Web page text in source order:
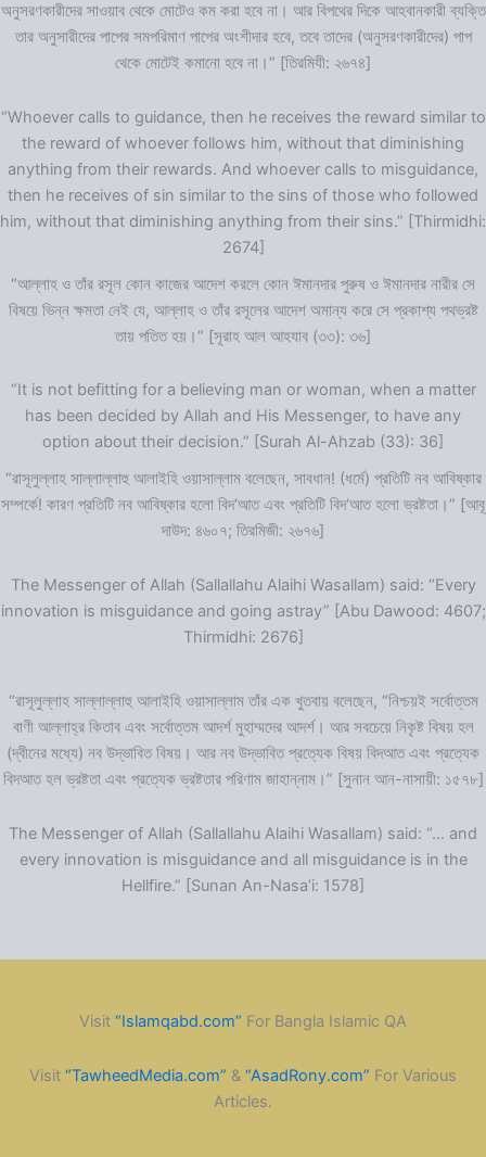
অনুসরণকারীদের সাওয়াব থেকে মোটেও কম করা হবে না। আর বিপথের দিকে আহবানকারী ব্যক্তি
তার অনুসারীদের পাপের সমপরিমাণ পাপের অংশীদার হবে, তবে তাদের (অনুসরণকারীদের) পাপ
থেকে মোটেই কমানো হবে না।” [তিরমিযী: ২৬৭৪]
“Whoever calls to guidance, then he receives the reward similar to
the reward of whoever follows him, without that diminishing
anything from their rewards. And whoever calls to misguidance,
then he receives of sin similar to the sins of those who followed
him, without that diminishing anything from their sins.” [Thirmidhi:
2674]
“আল্লাহ ও তাঁর রসূল কোন কাজের আদেশ করলে কোন ঈমানদার পুরুষ ও ঈমানদার নারীর সে
বিষয়ে ভিন্ন ক্ষমতা নেই যে, আল্লাহ ও তাঁর রসূলের আদেশ অমান্য করে সে প্রকাশ্য পথভ্রষ্ট
তায় পতিত হয়।” [সূরাহ আল আহযাব (৩৩): ৩৬]
“It is not befitting for a believing man or woman, when a matter
has been decided by Allah and His Messenger, to have any
option about their decision.” [Surah Al-Ahzab (33): 36]
“রাসূলুল্লাহ সাল্লাল্লাহু আলাইহি ওয়াসাল্লাম বলেছেন, সাবধান! (ধর্মে) প্রতিটি নব আবিষ্কার
সম্পর্কে! কারণ প্রতিটি নব আবিষ্কার হলো বিদ‘আত এবং প্রতিটি বিদ‘আত হলো ভ্রষ্টতা।” [আবূ
দাউদ: ৪৬০৭; তিরমিজী: ২৬৭৬]
The Messenger of Allah (Sallallahu Alaihi Wasallam) said: “Every
innovation is misguidance and going astray” [Abu Dawood: 4607;
Thirmidhi: 2676]
“রাসূলুল্লাহ সাল্লাল্লাহু আলাইহি ওয়াসাল্লাম তাঁর এক খুতবায় বলেছেন, “নিশ্চয়ই সর্বোত্তম
বাণী আল্লাহ্‌র কিতাব এবং সর্বোত্তম আদর্শ মুহাম্মদের আদর্শ। আর সবচেয়ে নিকৃষ্ট বিষয় হল
(দ্বীনের মধ্যে) নব উদ্ভাবিত বিষয়। আর নব উদ্ভাবিত প্রত্যেক বিষয় বিদআত এবং প্রত্যেক
বিদআত হল ভ্রষ্টতা এবং প্রত্যেক ভ্রষ্টতার পরিণাম জাহান্নাম।” [সুনান আন-নাসায়ী: ১৫৭৮]
The Messenger of Allah (Sallallahu Alaihi Wasallam) said: “… and
every innovation is misguidance and all misguidance is in the
Hellfire.” [Sunan An-Nasa’i: 1578]
Visit “Islamqabd.com” For Bangla Islamic QA
Visit “TawheedMedia.com” & “AsadRony.com” For Various
Articles.